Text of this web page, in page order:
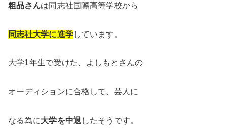
粗品さんは同志社国際高等学校から
同志社大学に進学しています。
大学1年生で受けた、よしもとさんの
オーディションに合格して、芸人に
なる為に大学を中退 したそうです。